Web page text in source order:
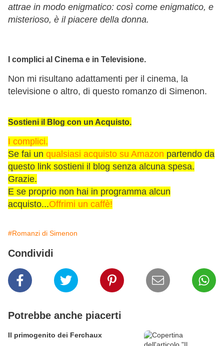
attrae in modo enigmatico: così come enigmatico, e
misterioso, è il piacere della donna.
I complici al Cinema e in Televisione.
Non mi risultano adattamenti per il cinema, la
televisione o altro, di questo romanzo di Simenon.
Sostieni il Blog con un Acquisto.
I complici.
Se fai un qualsiasi acquisto su Amazon partendo da
questo link sostieni il blog senza alcuna spesa.
Grazie.
E se proprio non hai in programma alcun
acquisto...Offrimi un caffè!
#Romanzi di Simenon
Condividi
Potrebbe anche piacerti
Il primogenito dei Ferchaux